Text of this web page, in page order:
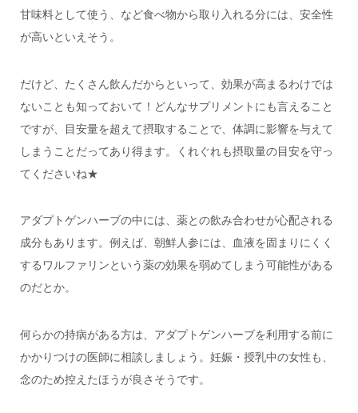
甘味料として使う、など食べ物から取り入れる分には、安全性
が高いといえそう。
だけど、たくさん飲んだからといって、効果が高まるわけでは
ないことも知っておいて！どんなサプリメントにも言えること
ですが、目安量を超えて摂取することで、体調に影響を与えて
しまうことだってあり得ます。くれぐれも摂取量の目安を守っ
てくださいね★
アダプトゲンハーブの中には、薬との飲み合わせが心配される
成分もあります。例えば、朝鮮人参には、血液を固まりにくく
するワルファリンという薬の効果を弱めてしまう可能性がある
のだとか。
何らかの持病がある方は、アダプトゲンハーブを利用する前に
かかりつけの医師に相談しましょう。妊娠・授乳中の女性も、
念のため控えたほうが良さそうです。